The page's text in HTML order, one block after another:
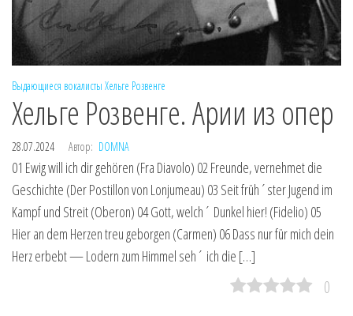
Выдающиеся вокалисты Хельге Розвенге
Хельге Розвенге. Арии из опер
28.07.2024 Автор: DOMNA
01 Ewig will ich dir gehören (Fra Diavolo) 02 Freunde, vernehmet die
Geschichte (Der Postillon von Lonjumeau) 03 Seit früh´ster Jugend im
Kampf und Streit (Oberon) 04 Gott, welch´ Dunkel hier! (Fidelio) 05
Hier an dem Herzen treu geborgen (Carmen) 06 Dass nur für mich dein
Herz erbebt — Lodern zum Himmel seh´ ich die […]
0